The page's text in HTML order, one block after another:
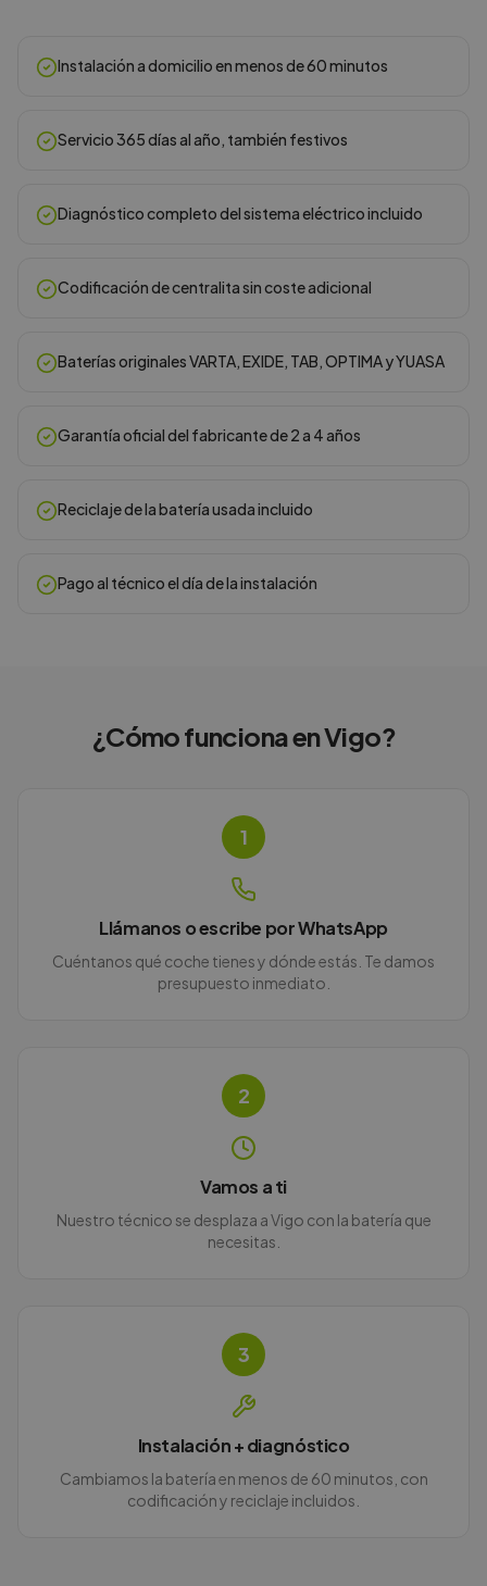
Instalación a domicilio en menos de 60 minutos
Servicio 365 días al año, también festivos
Diagnóstico completo del sistema eléctrico incluido
Codificación de centralita sin coste adicional
Baterías originales VARTA, EXIDE, TAB, OPTIMA y YUASA
Garantía oficial del fabricante de 2 a 4 años
Reciclaje de la batería usada incluido
Pago al técnico el día de la instalación
¿Cómo funciona enVigo?
1
Llámanos o escribe por WhatsApp
Cuéntanos qué coche tienes y dónde estás. Te damos
presupuesto inmediato.
2
Vamos a ti
Nuestro técnico se desplaza a Vigo con la batería que
necesitas.
3
Instalación + diagnóstico
Cambiamos la batería en menos de 60 minutos, con
codificación y reciclaje incluidos.